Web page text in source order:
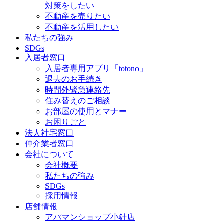
対策をしたい
不動産を売りたい
不動産を活用したい
私たちの強み
SDGs
入居者窓口
入居者専用アプリ「totono」
退去のお手続き
時間外緊急連絡先
住み替えのご相談
お部屋の使用とマナー
お困りごと
法人社宅窓口
仲介業者窓口
会社について
会社概要
私たちの強み
SDGs
採用情報
店舗情報
アパマンショップ小針店